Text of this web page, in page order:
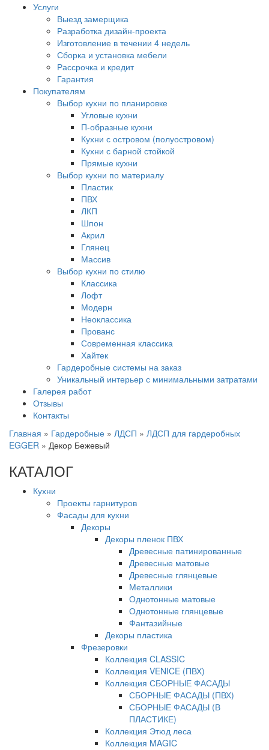
Услуги
Выезд замерщика
Разработка дизайн-проекта
Изготовление в течении 4 недель
Сборка и установка мебели
Рассрочка и кредит
Гарантия
Покупателям
Выбор кухни по планировке
Угловые кухни
П-образные кухни
Кухни с островом (полуостровом)
Кухни с барной стойкой
Прямые кухни
Выбор кухни по материалу
Пластик
ПВХ
ЛКП
Шпон
Акрил
Глянец
Массив
Выбор кухни по стилю
Классика
Лофт
Модерн
Неоклассика
Прованс
Современная классика
Хайтек
Гардеробные системы на заказ
Уникальный интерьер с минимальными затратами
Галерея работ
Отзывы
Контакты
Главная » Гардеробные » ЛДСП » ЛДСП для гардеробных
EGGER » Декор Бежевый
КАТАЛОГ
Кухни
Проекты гарнитуров
Фасады для кухни
Декоры
Декоры пленок ПВХ
Древесные патинированные
Древесные матовые
Древесные глянцевые
Металлики
Однотонные матовые
Однотонные глянцевые
Фантазийные
Декоры пластика
Фрезеровки
Коллекция CLASSIC
Коллекция VENICE (ПВХ)
Коллекция СБОРНЫЕ ФАСАДЫ
СБОРНЫЕ ФАСАДЫ (ПВХ)
СБОРНЫЕ ФАСАДЫ (В
ПЛАСТИКЕ)
Коллекция Этюд леса
Коллекция MAGIC